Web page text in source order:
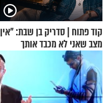
קוד פתוח | סדריק בן שבת: "אין
מצב שאני לא מכבד אותך
בבוקר בהנחת תפילין"